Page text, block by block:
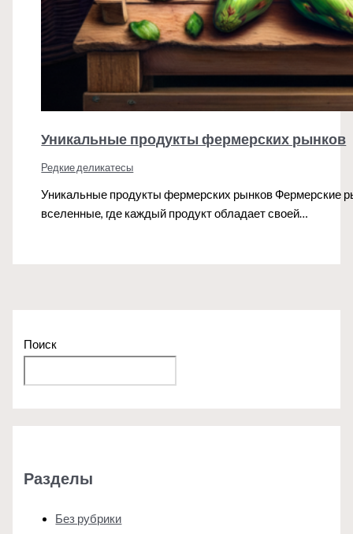
Уникальные продукты фермерских рынков
Редкие деликатесы
Уникальные продукты фермерских рынков Фермерские
вселенные, где каждый продукт обладает своей…
Поиск
Разделы
Без рубрики